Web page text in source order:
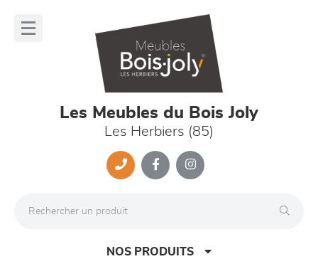
Les Meubles du Bois Joly
Les Herbiers (85)
NOS PRODUITS